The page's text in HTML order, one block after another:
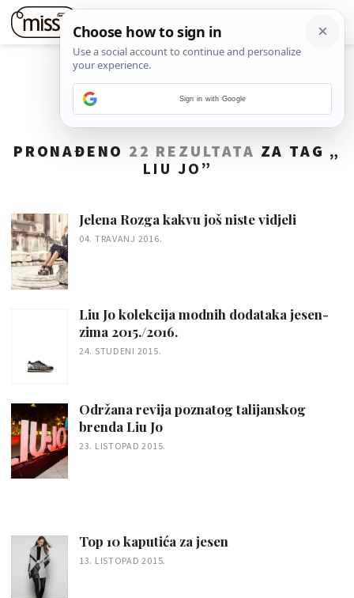
PRONAĐENO 22 REZULTATA ZA TAG „
LIU JO ”
Jelena Rozga kakvu još niste vidjeli
04. TRAVANJ 2016.
Liu Jo kolekcija modnih dodataka jesen-
zima 2015./2016.
24. STUDENI 2015.
Održana revija poznatog talijanskog
brenda Liu Jo
23. LISTOPAD 2015.
Top 10 kaputića za jesen
13. LISTOPAD 2015.
Sign in with Google